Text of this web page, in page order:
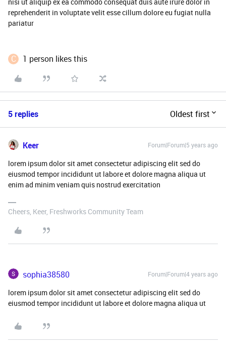
reprehenderit in voluptate velit esse cillum dolore eu fugiat nulla
pariatur
C 1 person likes this
5 replies Oldest first
Keer Forum|Forum|5 years ago
lorem ipsum dolor sit amet consectetur adipiscing elit sed do
eiusmod tempor incididunt ut labore et dolore magna aliqua ut
enim ad minim veniam quis nostrud exercitation
Cheers, Keer, Freshworks Community Team
sophia38580 Forum|Forum|4 years ago
lorem ipsum dolor sit amet consectetur adipiscing elit sed do
eiusmod tempor incididunt ut labore et dolore magna aliqua ut